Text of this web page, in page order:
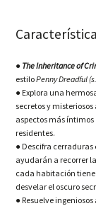
● The Inheritance of
estiloPenny Dreadful
● Explora una
secretos y
aspectos más íntimos
residentes.
● Descifra cerraduras
ayudarán a recorrer
cada habitación
desvelar el oscuro
● Resuelve